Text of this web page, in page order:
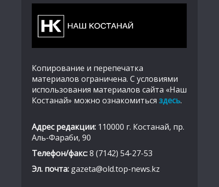
Копирование и перепечатка
материалов ограничена. С условиями
использования материалов сайта «Наш
Костанай» можно ознакомиться здесь.
Адрес редакции: 110000 г. Костанай, пр.
Аль-Фараби, 90
Телефон/факс:8 (7142) 54-27-53
Эл. почта: gazeta@old.top-news.kz